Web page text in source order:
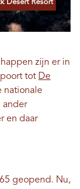
Desert Resort
zijn er in
tot De
nationale
ander
en daar
geopend. Nu,